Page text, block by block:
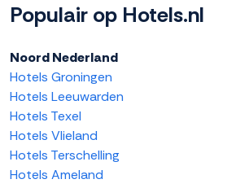
Populair op Hotels.nl
Noord Nederland
Hotels Groningen
Hotels Leeuwarden
Hotels Texel
Hotels Vlieland
Hotels Terschelling
Hotels Ameland